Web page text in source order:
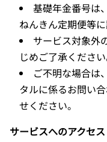
基礎年金番号は
ねんきん定期便等に
サービス対象外
じめご了承ください
ご不明な場合は
タルに係るお問い
せください。
サービスへのアクセス